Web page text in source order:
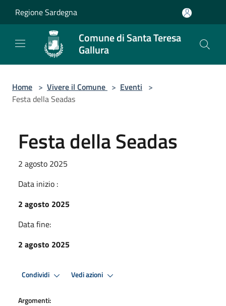
Regione Sardegna
Comune di Santa Teresa
Gallura
Home > Vivere il Comune > Eventi >
Festa della Seadas
Festa della Seadas
2 agosto 2025
Data inizio :
2 agosto 2025
Data fine:
2 agosto 2025
Condividi Vedi azioni
Argomenti: